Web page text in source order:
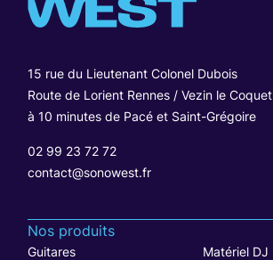
15 rue du Lieutenant Colonel Dubois
Route de Lorient Rennes / Vezin le Coquet
à 10 minutes de Pacé et Saint-Grégoire
02 99 23 72 72
contact@sonowest.fr
Nos produits
Guitares
Matériel DJ